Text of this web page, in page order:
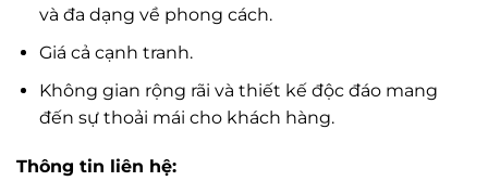
và đa dạng về phong cách.
Giá cả cạnh tranh.
Không gian rộng rãi và thiết kế độc đáo mang
đến sự thoải mái cho khách hàng.
Thông tin liên hệ: